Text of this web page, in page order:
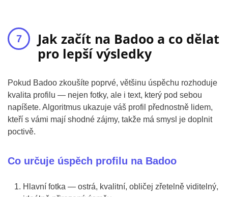
Jak začít na Badoo a co dělat
pro lepší výsledky
Pokud Badoo zkoušíte poprvé, většinu úspěchu rozhoduje
kvalita profilu — nejen fotky, ale i text, který pod sebou
napíšete. Algoritmus ukazuje váš profil přednostně lidem,
kteří s vámi mají shodné zájmy, takže má smysl je doplnit
poctivě.
Co určuje úspěch profilu na Badoo
Hlavní fotka — ostrá, kvalitní, obličej zřetelně viditelný,